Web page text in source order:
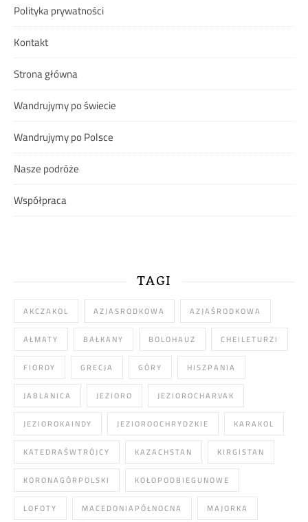
Polityka prywatności
Kontakt
Strona główna
Wandrujymy po świecie
Wandrujymy po Polsce
Nasze podróże
Współpraca
TAGI
AKCZAKOL AZJASRODKOWA AZJAŚRODKOWA
AŁMATY BAŁKANY BOLOHAUZ CHEILETURZI
FIORDY GRECJA GÓRY HISZPANIA
JABLANICA JEZIORO JEZIOROCHARVAK
JEZIOROKAINDY JEZIOROOCHRYDZKIE KARAKOL
KATEDRAŚWTRÓJCY KAZACHSTAN KIRGISTAN
KORONAGÓRPOLSKI KOŁOPODBIEGUNOWE
LOFOTY MACEDONIAPÓŁNOCNA MAJORKA